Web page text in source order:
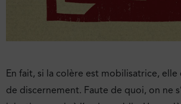
En fait, si la colère est mobilisatrice,
de discernement. Faute de quoi, on ne